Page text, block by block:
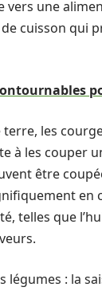
vers une
cuisson qui
les
à les
être
en
telles que
: la